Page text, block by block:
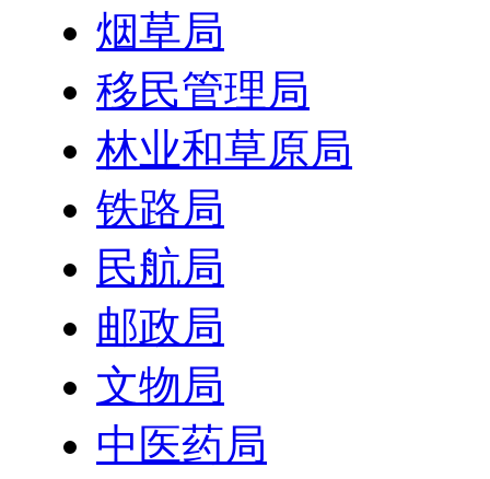
烟草局
移民管理局
林业和草原局
铁路局
民航局
邮政局
文物局
中医药局